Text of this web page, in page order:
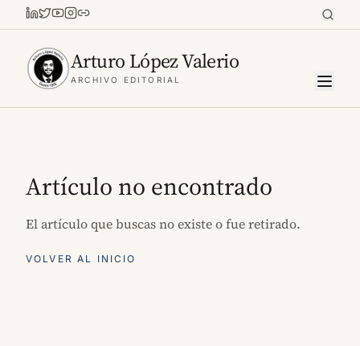
Arturo López Valerio
ARCHIVO EDITORIAL
Artículo no encontrado
El artículo que buscas no existe o fue retirado.
VOLVER AL INICIO